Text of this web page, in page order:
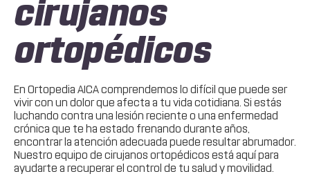
cirujanos
ortopédicos
En Ortopedia AICA comprendemos lo difícil que puede ser
vivir con un dolor que afecta a tu vida cotidiana. Si estás
luchando contra una lesión reciente o una enfermedad
crónica que te ha estado frenando durante años,
encontrar la atención adecuada puede resultar abrumador.
Nuestro equipo de cirujanos ortopédicos está aquí para
ayudarte a recuperar el control de tu salud y movilidad.